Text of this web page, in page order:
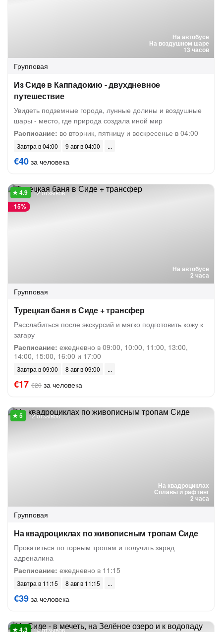
На автобусе
На воздушном шаре
13 часов
Групповая
Из Сиде в Каппадокию - двухдневное
путешествие
Увидеть подземные города, лунные долины и воздушные
шары - место, где природа создала иной мир
Расписание: во вторник, пятницу и воскресенье в 04:00
Завтра в 04:00 9 авг в 04:00
€40 за человека
На автобусе
2 часа
-15%
12 отзывов
Групповая
Турецкая баня в Сиде + трансфер
Расслабиться после экскурсий и мягко подготовить кожу к
загару
Расписание: ежедневно в 09:00, 10:00, 11:00, 13:00,
14:00, 15:00, 16:00 и 17:00
Завтра в 09:00 8 авг в 09:00
€17 €20 за человека
На квадроциклах
Сплавы и рафтинг
2 часа
12 отзывов
Групповая
На квадроциклах по живописным тропам Сиде
Прокатиться по горным тропам и получить заряд
адреналина
Расписание: ежедневно в 11:15
Завтра в 11:15 8 авг в 11:15
€39 за человека
14 отзывов